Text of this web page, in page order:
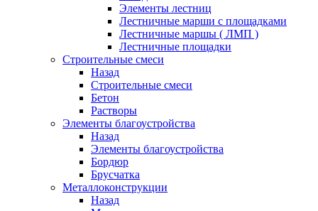
Элементы лестниц
Лестничные марши с площадками
Лестничные маршы ( ЛМП )
Лестничные площадки
Строительные смеси
Назад
Строительные смеси
Бетон
Растворы
Элементы благоустройства
Назад
Элементы благоустройства
Бордюр
Брусчатка
Металлоконструкции
Назад